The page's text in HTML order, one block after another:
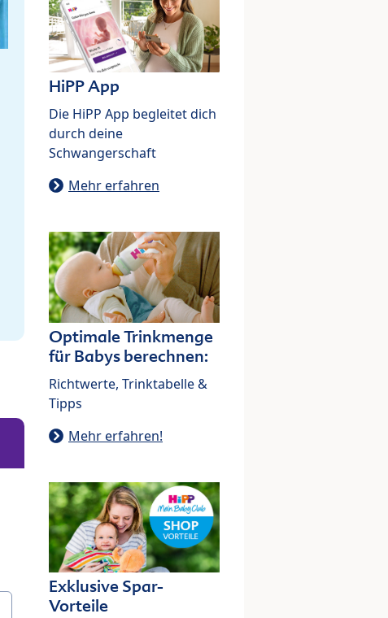
HiPP App
Die HiPP App begleitet dich
durch deine
Schwangerschaft
Mehr erfahren
Optimale Trinkmenge
für Babys berechnen:
Richtwerte, Trinktabelle &
Tipps
Mehr erfahren!
Exklusive Spar-
Vorteile